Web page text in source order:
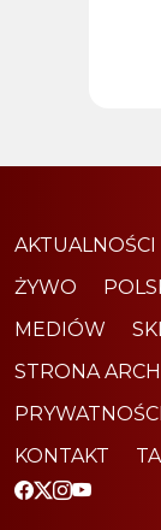
AKTUALNOŚCI
ŻYWO
MEDIÓW
STRONA
PRYWATNOŚCI
KONTAKT